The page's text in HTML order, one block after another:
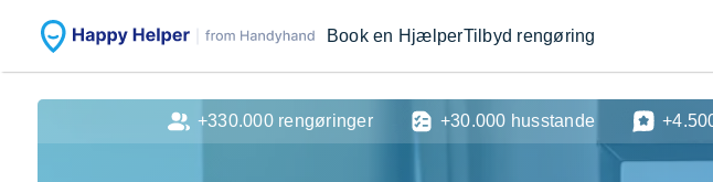
Book en HjælperTilbyd rengøring
+330.000 rengøringer +30.000 husstande